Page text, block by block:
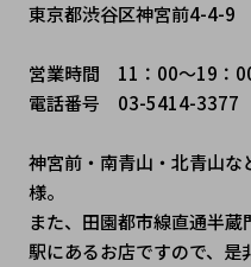
東京都渋谷区神宮前4-4-9
営業時間　11：00～19：
電話番号　03-5414-3377
神宮前・南青山・北青山
様。
また、田園都市線直通半
駅にあるお店ですので、是